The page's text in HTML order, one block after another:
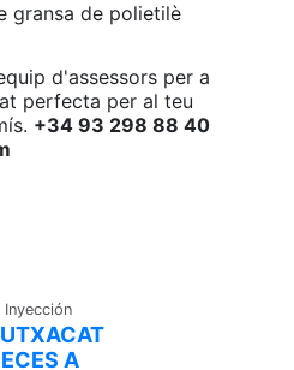
gransa de polietilè
d'assessors per a
perfecta per al teu
+34 93 298 88 40
Inyección
A